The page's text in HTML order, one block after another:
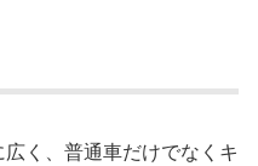
く、普通車だけでなくキ